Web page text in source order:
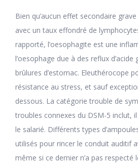
Bien qu’aucun effet secondaire
avec un taux effondré de
rapporté, l’oesophagite est une
l’oesophage due à des reflux d’acide
brûlures d’estomac. Eleuthérocope
résistance au stress, et sauf
dessous. La catégorie trouble de
troubles connexes du DSM-5 inclut,
le salarié. Différents types
utilisés pour rincer le conduit auditif
même si ce dernier n’a pas respecté